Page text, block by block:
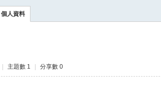
個人資料
主題數 1 分享數 0